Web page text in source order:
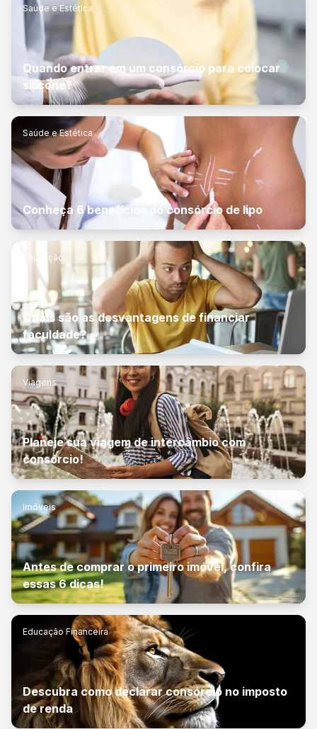
Saúde e Estética
Quando entrar em um consórcio para colocar
silicone?
Saúde e Estética
Conheça 6 benefícios do consórcio de lipo
Educação
Quais são as desvantagens de financiar
faculdade?
Viagens
Planeje sua viagem de intercâmbio com
consórcio!
Imóveis
Antes de comprar o primeiro imóvel, confira
essas 6 dicas!
Educação Financeira
Descubra como declarar consórcio no imposto
de renda